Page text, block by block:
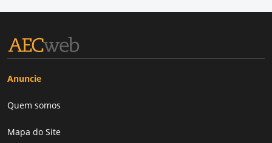
Anuncie
Quem somos
Mapa do Site